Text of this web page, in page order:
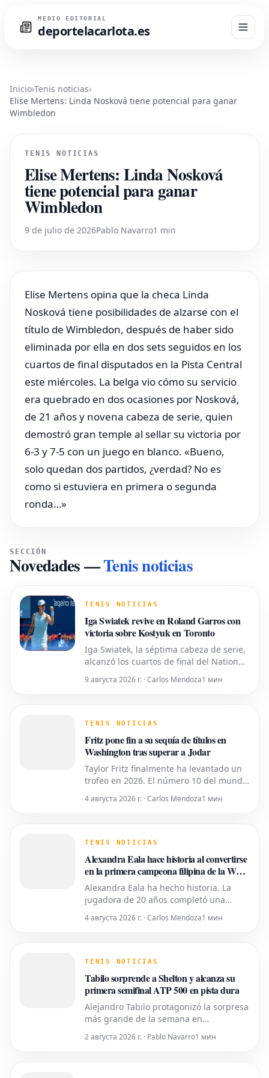
MEDIO EDITORIAL
deportelacarlota.es
Inicio›Tenis noticias›
Elise Mertens: Linda Nosková tiene potencial para ganar
Wimbledon
TENIS NOTICIAS
Elise Mertens: Linda Nosková
tiene potencial para ganar
Wimbledon
9 de julio de 2026Pablo Navarro1 min
Elise Mertens opina que la checa Linda
Nosková tiene posibilidades de alzarse con el
título de Wimbledon, después de haber sido
eliminada por ella en dos sets seguidos en los
cuartos de final disputados en la Pista Central
este miércoles. La belga vio cómo su servicio
era quebrado en dos ocasiones por Nosková,
de 21 años y novena cabeza de serie, quien
demostró gran temple al sellar su victoria por
6-3 y 7-5 con un juego en blanco. «Bueno,
solo quedan dos partidos, ¿verdad? No es
como si estuviera en primera o segunda
ronda…»
SECCIÓN
Novedades—Tenis noticias
TENIS NOTICIAS
Iga Swiatek revive en Roland Garros con
victoria sobre Kostyuk en Toronto
Iga Swiatek, la séptima cabeza de serie,
alcanzó los cuartos de final del National
ucraniana Marta Kostyuk, décima
polaca con Kostyuk desde que la
9 августа 2026 г. · Carlos Mendoza1 мин
TENIS NOTICIAS
Fritz pone fin a su sequía de títulos en
Washington tras superar a Jodar
Taylor Fritz finalmente ha levantado un
trofeo en 2026. El número 10 del mundo
derrotar a la sensación adolescente
Fritz reclama su primer título de la
4 августа 2026 г. · Carlos Mendoza1 мин
TENIS NOTICIAS
Alexandra Eala hace historia al convertirse
en la primera campeona filipina de la WTA
en Washington
Alexandra Eala ha hecho historia. La
jugadora de 20 años completó una
máxima cabeza de serie y excampeona
convirtiéndose en la primera jugadora
4 августа 2026 г. · Carlos Mendoza1 мин
TENIS NOTICIAS
Tabilo sorprende a Shelton y alcanza su
primera semifinal ATP 500 en pista dura
Alejandro Tabilo protagonizó la sorpresa
más grande de la semana en
segundo cabeza de serie Ben Shelton
2 августа 2026 г. · Pablo Navarro1 мин